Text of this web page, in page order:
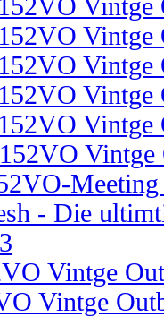
Vintge
Vintge
Vintge
Vintge
Vintge
Vintge
- Die
Vintge
Vintge